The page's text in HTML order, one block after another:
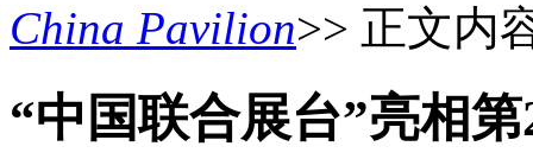
China Pavilion>> 正文内
“中国联合展台”亮相